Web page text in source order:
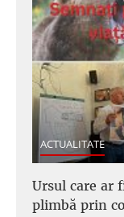
ACTUALITATE
Ursul care ar
plimbă prin